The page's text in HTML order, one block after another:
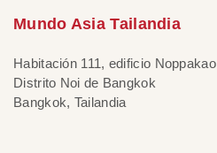
Mundo Asia Tailandia
Habitación 111, edificio Noppakao
Distrito Noi de Bangkok
Bangkok, Tailandia